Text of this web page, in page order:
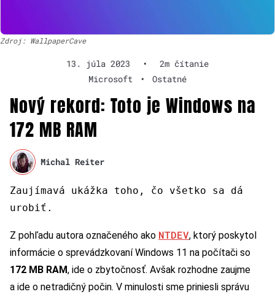
Zdroj: WallpaperCave
13. júla 2023 •
2m čítanie
Microsoft
• Ostatné
Nový rekord: Toto je Windows na
172 MB RAM
Michal Reiter
Zaujímavá ukážka toho, čo všetko sa dá
urobiť.
Z pohľadu autora označeného ako NTDEV, ktorý poskytol
informácie o sprevádzkovaní Windows 11 na počítači so
172 MB RAM, ide o zbytočnosť. Avšak rozhodne zaujme
a ide o netradičný počin. V minulosti sme priniesli správu